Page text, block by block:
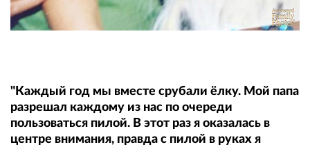
"Каждый год мы вместе срубали ёлку. Мой папа
разрешал каждому из нас по очереди
пользоваться пилой. В этот раз я оказалась в
центре внимания, правда с пилой в руках я